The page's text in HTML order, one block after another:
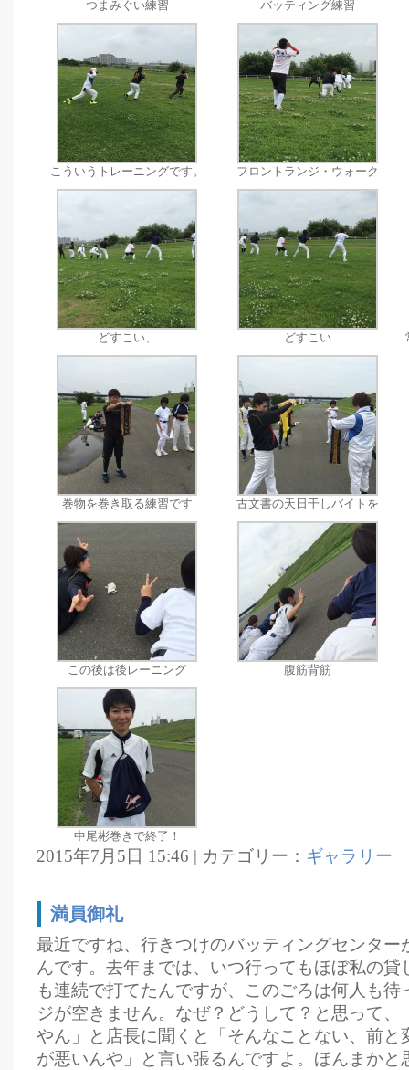
つまみぐい練習 バッティング練習
こういうトレーニングです。 フロントランジ・ウォーク
どすこい、 どすこい
巻物を巻き取る練習です 古文書の天日干しバイトを
この後は後レーニング 腹筋背筋
中尾彬巻きで終了！
2015年7月5日 15:46 | カテゴリー： ギャラリー
満員御礼
最近ですね、行きつけのバッティングセンター
んです。去年までは、いつ行ってもほぼ私の貸
も連続で打てたんですが、このごろは何人も待
ジが空きません。なぜ？どうして？と思って、
やん」と店長に聞くと「そんなことない、前と
が悪いんや」と言い張るんですよ。ほんまかと